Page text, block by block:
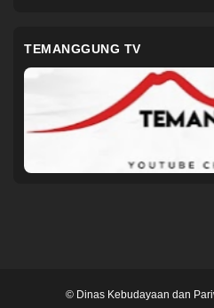
TEMANGGUNG TV
© Dinas Kebudayaan dan